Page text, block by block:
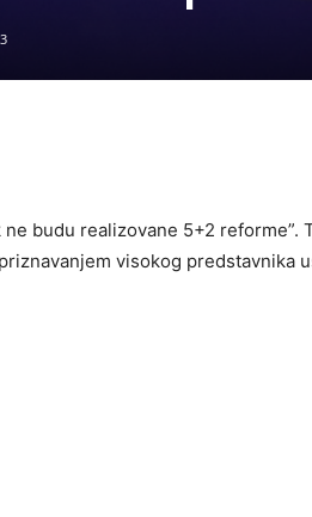
budu realizovane 5+2 reforme”.
visokog predstavnika